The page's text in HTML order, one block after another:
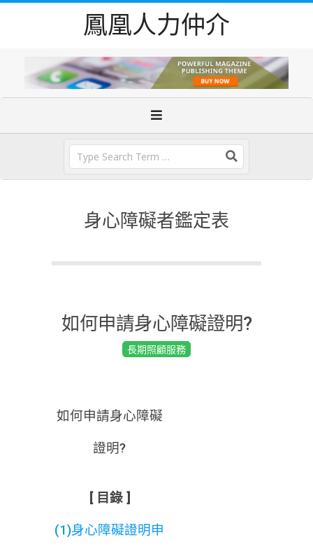
鳳凰人力仲介
身心障礙者鑑定表
如何申請身心障礙證明?
長期照顧服務
如何申請身心障礙
證明?
[ 目錄 ]
(1)身心障礙證明申